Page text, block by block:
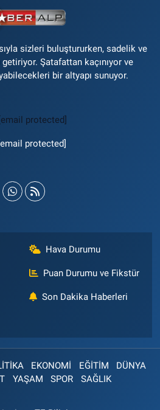
sizleri buluştururken, sadelik ve
Şatafattan kaçınıyor ve
bir altyapı sunuyor.
[email protected]
protected]
Hava Durumu
Puan Durumu ve Fikstür
Son Dakika Haberleri
EKONOMİ EĞİTİM
DÜNYA
YAŞAM SPOR SAĞLIK